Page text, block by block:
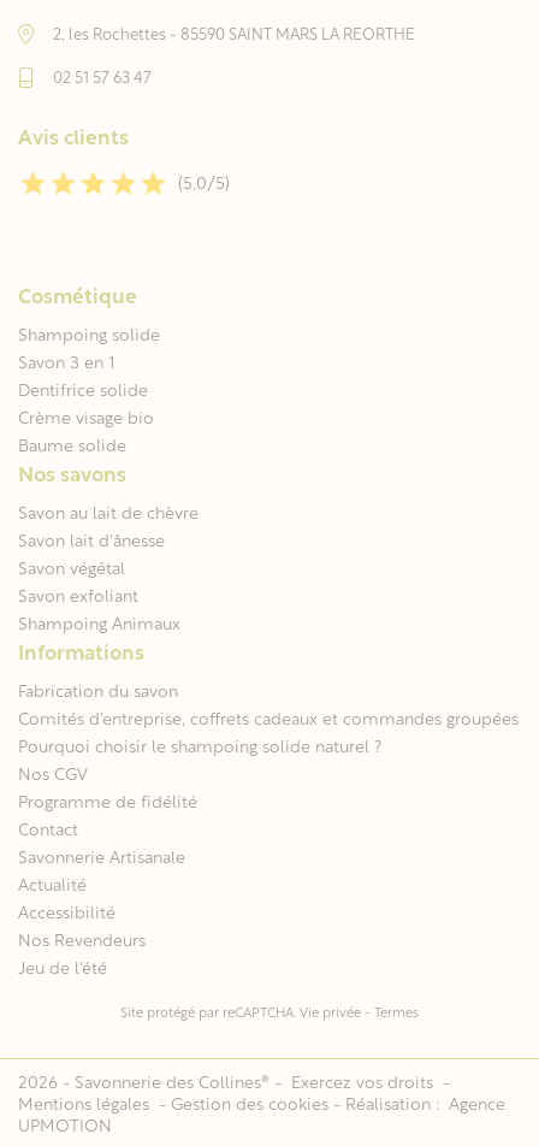
2, les Rochettes - 85590 SAINT MARS LA REORTHE
02 51 57 63 47
Avis clients
(5,0/5)
Cosmétique
Shampoing solide
Savon 3 en 1
Dentifrice solide
Crème visage bio
Baume solide
Nos savons
Savon au lait de chèvre
Savon lait d'ânesse
Savon végétal
Savon exfoliant
Shampoing Animaux
Informations
Fabrication du savon
Comités d'entreprise, coffrets cadeaux et commandes groupées
Pourquoi choisir le shampoing solide naturel ?
Nos CGV
Programme de fidélité
Contact
Savonnerie Artisanale
Actualité
Accessibilité
Nos Revendeurs
Jeu de l'été
Site protégé par reCAPTCHA. Vie privée - Termes
2026 - Savonnerie des Collines® - Exercez vos droits -
Mentions légales - Gestion des cookies - Réalisation : Agence
UPMOTION